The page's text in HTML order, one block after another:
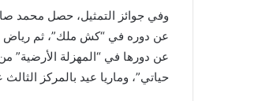
وفي جوائز التمثيل، حصل محمد
عن دوره في “كش ملك”، ثم رياض
عن دورها في “المهزلة الأرضية”
حياتي”، وماريا عيد بالمركز